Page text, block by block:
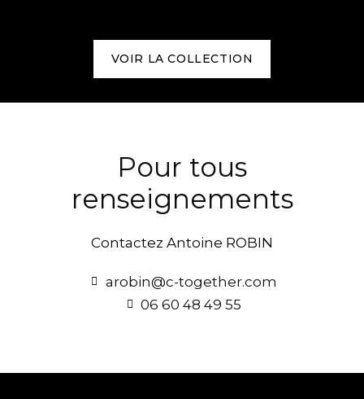
VOIR LA COLLECTION
Pour tous
renseignements
Contactez Antoine ROBIN
arobin@c-together.com
‭06 60 48 49 55‬